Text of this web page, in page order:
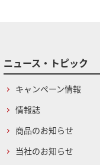
ニュース・トピック
キャンペーン情報
情報誌
商品のお知らせ
当社のお知らせ